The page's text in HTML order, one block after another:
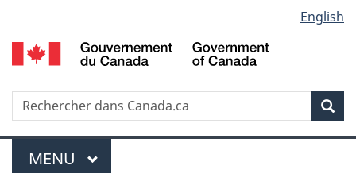
au
contenu
propos
de
la
HTML
simplifiée
selection
English
Recherche
Menu
MENU PRINCIPAL